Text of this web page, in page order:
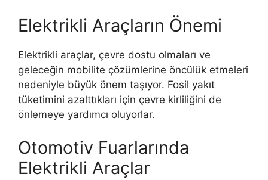
Elektrikli Araçların Önemi
Elektrikli araçlar, çevre dostu olmaları ve
geleceğin mobilite çözümlerine öncülük etmeleri
nedeniyle büyük önem taşıyor. Fosil yakıt
tüketimini azalttıkları için çevre kirliliğini de
önlemeye yardımcı oluyorlar.
Otomotiv Fuarlarında
Elektrikli Araçlar